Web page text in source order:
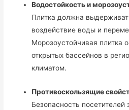
Водостойкость и
Плитка должна
воздействие воды и
Морозоустойчивая плитка
открытых бассейнов в
климатом.
Противоскользящие
Безопасность посетителей